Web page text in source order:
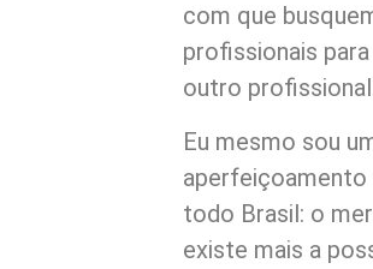
com que
profissionais
outro
Eu mesmo sou
aperfeiçoamento
todo Brasil: o
existe mais a